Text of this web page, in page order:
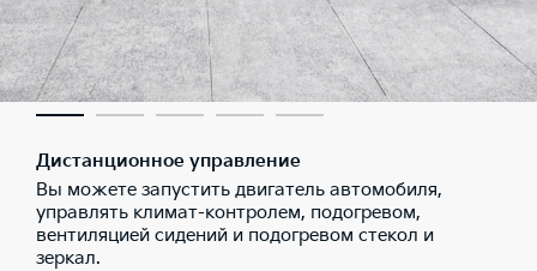
Дистанционное управление
Вы можете запустить двигатель автомобиля,
управлять климат-контролем, подогревом,
вентиляцией сидений и подогревом стекол и
зеркал.